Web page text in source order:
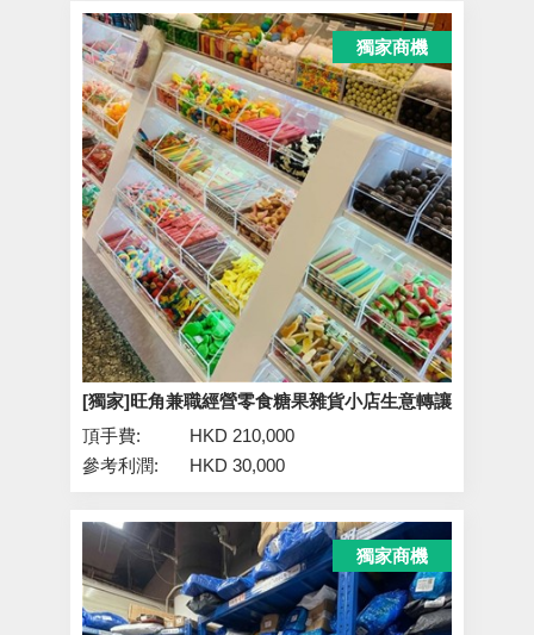
獨家商機
[獨家]旺角兼職經營零食糖果雜貨小店生意轉讓
頂手費:
HKD 210,000
參考利潤:
HKD 30,000
獨家商機